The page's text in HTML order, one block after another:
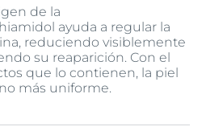
de la
ayuda a regular la
reduciendo visiblemente
su reaparición. Con el
que lo contienen, la piel
más uniforme.